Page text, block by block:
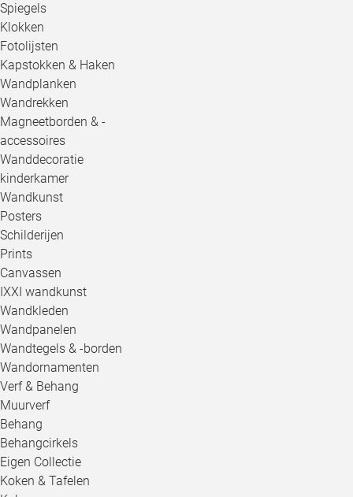
Spiegels
Klokken
Fotolijsten
Kapstokken & Haken
Wandplanken
Wandrekken
Magneetborden & -
accessoires
Wanddecoratie
kinderkamer
Wandkunst
Posters
Schilderijen
Prints
Canvassen
IXXI wandkunst
Wandkleden
Wandpanelen
Wandtegels & -borden
Wandornamenten
Verf & Behang
Muurverf
Behang
Behangcirkels
Eigen Collectie
Koken & Tafelen